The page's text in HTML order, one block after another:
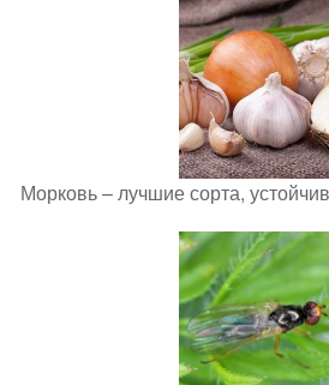
Морковь – лучшие сорта,